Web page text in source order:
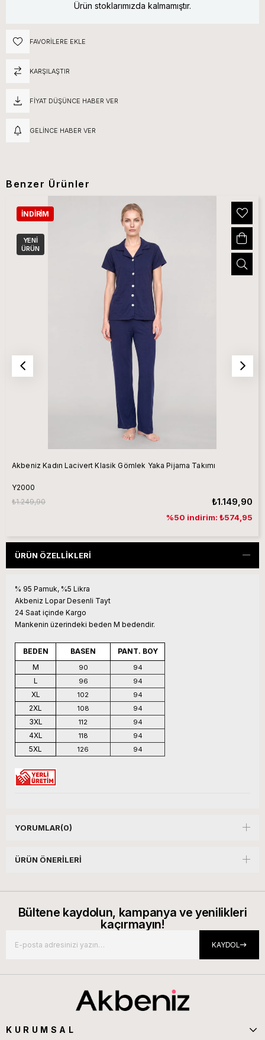
Ürün stoklarımızda kalmamıştır.
FAVORILERE EKLE
KARŞILAŞTIR
FIYAT DÜŞÜNCE HABER VER
GELINCE HABER VER
Benzer Ürünler
Akbeniz Kadın Lacivert Klasik Gömlek Yaka Pijama Takımı
Y2000
₺1.149,90
₺1.249,90
%50 indirim: ₺574,95
İNDIRIM
YENI
ÜRÜN
ÜRÜN ÖZELLIKLERI
% 95 Pamuk, %5 Likra
Akbeniz Lopar Desenli Tayt
24 Saat içinde Kargo
Mankenin üzerindeki beden M bedendir.
BEDEN BASEN
PANT. BOY
M
90 94
L 96 94
XL 102 94
2XL 108 94
3XL 112 94
4XL 118 94
5XL 126 94
YORUMLAR(0)
ÜRÜN ÖNERILERI
Bültene kaydolun, kampanya ve yenilikleri
kaçırmayın!
KAYDOL
KURUMSAL